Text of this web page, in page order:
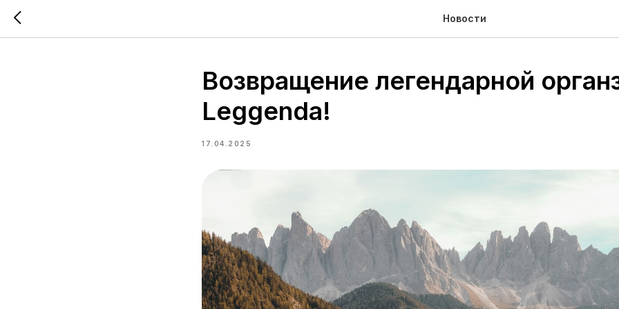
Новости
Возвращение легендарной
Leggenda!
17.04.2025